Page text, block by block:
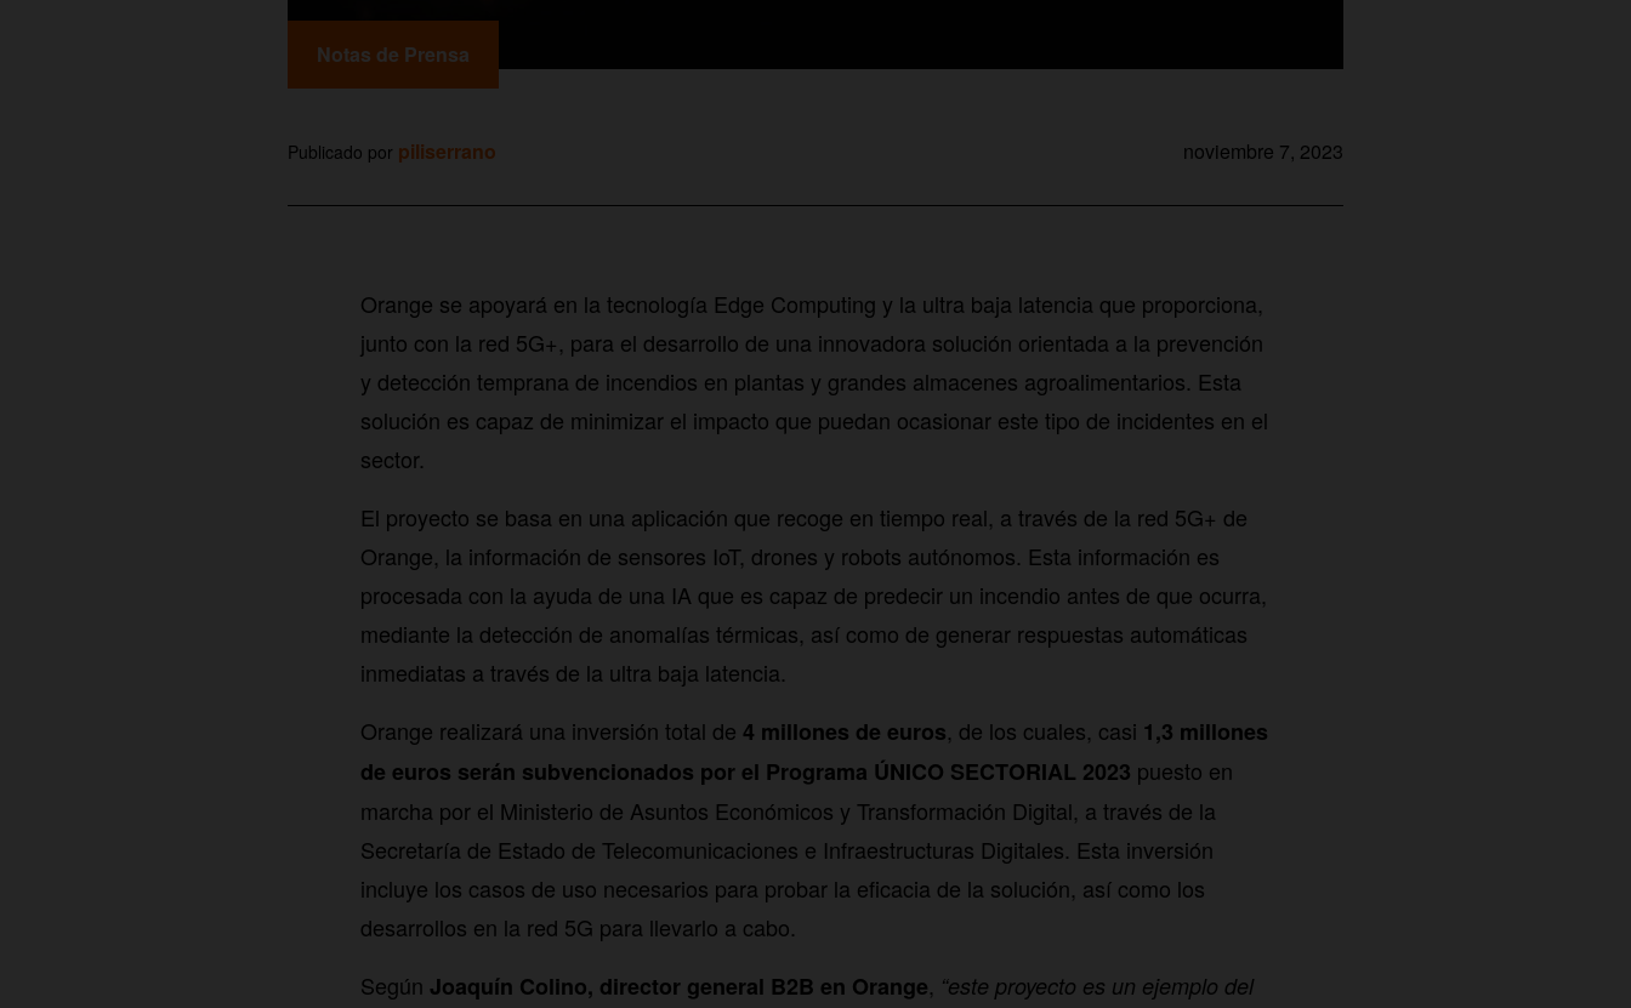
Notas de Prensa
Publicado por piliserrano noviembre 7, 2023
Orange se apoyará en la tecnología Edge Computing y la ultra baja latencia que proporciona,
junto con la red 5G+, para el desarrollo de una innovadora solución orientada a la prevención
y detección temprana de incendios en plantas y grandes almacenes agroalimentarios. Esta
solución es capaz de minimizar el impacto que puedan ocasionar este tipo de incidentes en el
sector.
El proyecto se basa en una aplicación que recoge en tiempo real, a través de la red 5G+ de
Orange, la información de sensores IoT, drones y robots autónomos. Esta información es
procesada con la ayuda de una IA que es capaz de predecir un incendio antes de que ocurra,
mediante la detección de anomalías térmicas, así como de generar respuestas automáticas
inmediatas a través de la ultra baja latencia.
Orange realizará una inversión total de 4 millones de euros, de los cuales, casi 1,3 millones
de euros serán subvencionados por el Programa ÚNICO SECTORIAL 2023 puesto en
marcha por el Ministerio de Asuntos Económicos y Transformación Digital, a través de la
Secretaría de Estado de Telecomunicaciones e Infraestructuras Digitales. Esta inversión
incluye los casos de uso necesarios para probar la eficacia de la solución, así como los
desarrollos en la red 5G para llevarlo a cabo.
Según Joaquín Colino, director general B2B en Orange, “este proyecto es un ejemplo del